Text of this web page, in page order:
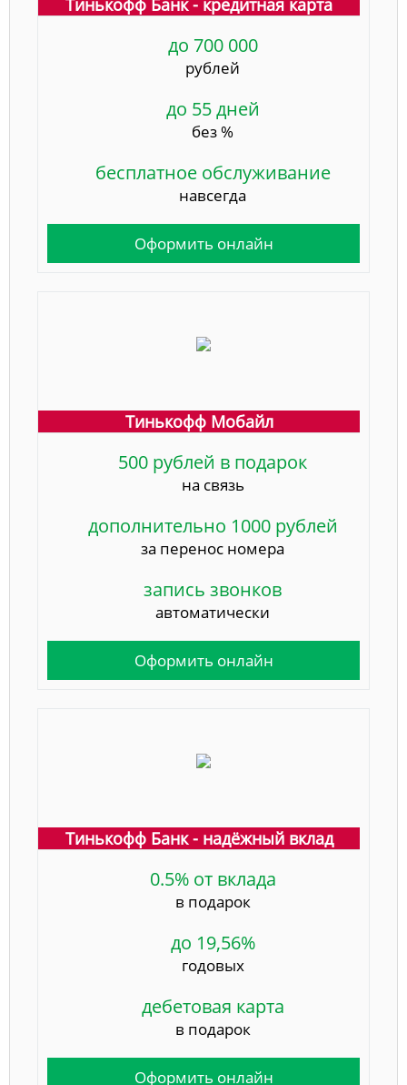
до 700 000
рублей
до 55 дней
без %
бесплатное обслуживание
навсегда
Оформить онлайн
Тинькофф Мобайл
500 рублей в подарок
на связь
дополнительно 1000 рублей
за перенос номера
запись звонков
автоматически
Оформить онлайн
Тинькофф Банк - надёжный вклад
0.5% от вклада
в подарок
до 19,56%
годовых
дебетовая карта
в подарок
Оформить онлайн